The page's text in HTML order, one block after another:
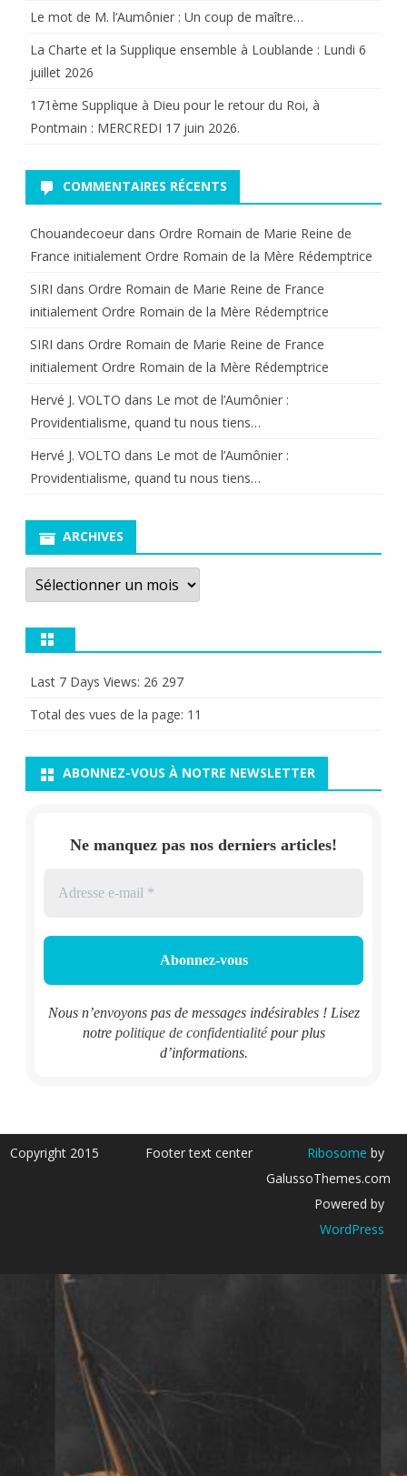
Le mot de M. l’Aumônier : Un coup de maître…
La Charte et la Supplique ensemble à Loublande : Lundi 6
juillet 2026
171ème Supplique à Dieu pour le retour du Roi, à
Pontmain : MERCREDI 17 juin 2026.
COMMENTAIRES RÉCENTS
Chouandecoeur dans Ordre Romain de Marie Reine de
France initialement Ordre Romain de la Mère Rédemptrice
SIRI dans Ordre Romain de Marie Reine de France
initialement Ordre Romain de la Mère Rédemptrice
SIRI dans Ordre Romain de Marie Reine de France
initialement Ordre Romain de la Mère Rédemptrice
Hervé J. VOLTO dans Le mot de l’Aumônier :
Providentialisme, quand tu nous tiens…
Hervé J. VOLTO dans Le mot de l’Aumônier :
Providentialisme, quand tu nous tiens…
ARCHIVES
Archives
Last 7 Days Views: 26 297
Total des vues de la page: 11
ABONNEZ-VOUS À NOTRE NEWSLETTER
Ne manquez pas nos derniers articles!
Nous n’envoyons pas de messages indésirables ! Lisez
notre politique de confidentialitépour plus
d’informations.
Copyright 2015 Footer text center Ribosome by
GalussoThemes.com
Powered by
WordPress